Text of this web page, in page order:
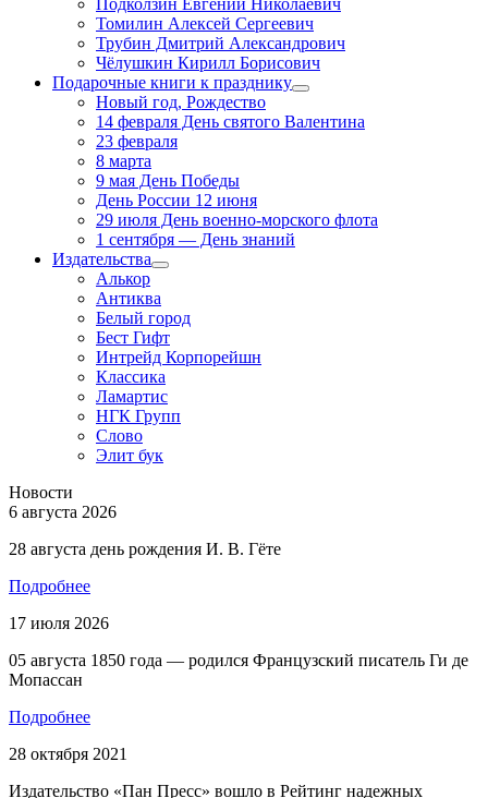
Томилин Алексей Сергеевич
Трубин Дмитрий Александрович
Чёлушкин Кирилл Борисович
Подарочные книги к празднику
Новый год, Рождество
14 февраля День святого Валентина
23 февраля
8 марта
9 мая День Победы
День России 12 июня
29 июля День военно-морского флота
1 сентября — День знаний
Издательства
Алькор
Антиква
Белый город
Бест Гифт
Интрейд Корпорейшн
Классика
Ламартис
НГК Групп
Слово
Элит бук
Новости
6 августа 2026
28 августа день рождения И. В. Гёте
Подробнее
17 июля 2026
05 августа 1850 года — родился Французский писатель Ги де
Мопассан
Подробнее
28 октября 2021
Издательство «Пан Пресс» вошло в Рейтинг надежных